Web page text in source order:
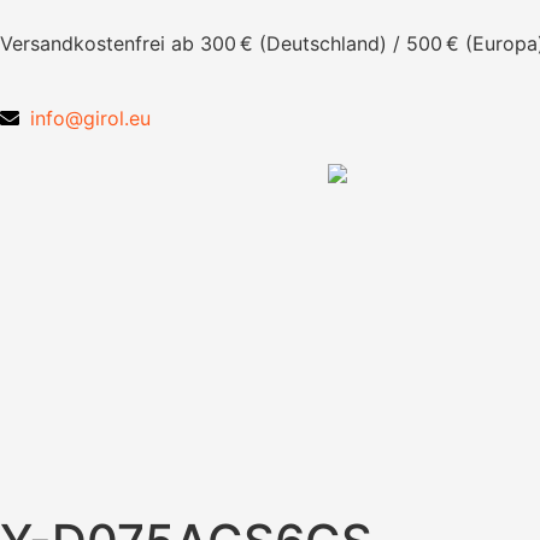
Versandkostenfrei ab 300 € (Deutschland) / 500 €
info@girol.eu